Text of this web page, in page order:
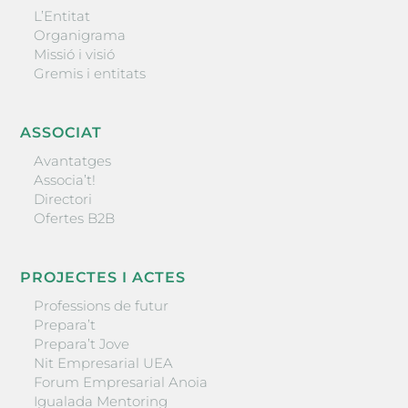
L’Entitat
Organigrama
Missió i visió
Gremis i entitats
ASSOCIAT
Avantatges
Associa’t!
Directori
Ofertes B2B
PROJECTES I ACTES
Professions de futur
Prepara’t
Prepara’t Jove
Nit Empresarial UEA
Forum Empresarial Anoia
Igualada Mentoring